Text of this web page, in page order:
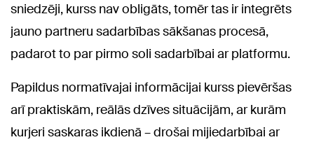
sniedzēji, kurss nav obligāts, tomēr tas ir integrēts
jauno partneru sadarbības sākšanas procesā,
padarot to par pirmo soli sadarbībai ar platformu.
Papildus normatīvajai informācijai kurss pievēršas
arī praktiskām, reālās dzīves situācijām, ar kurām
kurjeri saskaras ikdienā – drošai mijiedarbībai ar